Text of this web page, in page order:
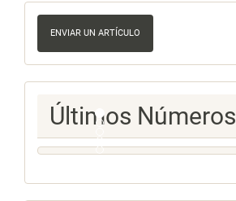
Enviar
un
artículo
ENVIAR UN ARTÍCULO
Ultimos
Numeros
Últimos Números